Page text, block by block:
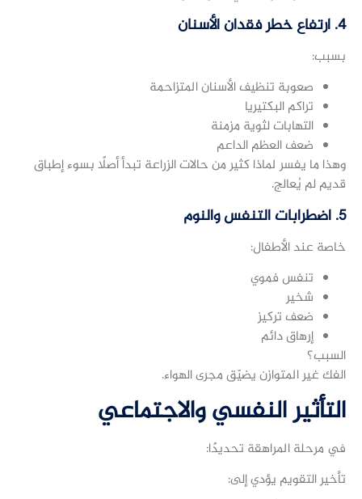
4. ارتفاع خطر فقدان الأسنان
بسبب:
صعوبة تنظيف الأسنان المتزاحمة
تراكم البكتيريا
التهابات لثوية مزمنة
ضعف العظم الداعم
وهذا ما يفسر لماذا كثير من حالات الزراعة تبدأ أصلًا بسوء إطباق
قديم لم يُعالج.
5. اضطرابات التنفس والنوم
خاصة عند الأطفال:
تنفس فموي
شخير
ضعف تركيز
إرهاق دائم
السبب؟
الفك غير المتوازن يضيّق مجرى الهواء.
التأثير النفسي والاجتماعي
في مرحلة المراهقة تحديدًا:
تأخير التقويم يؤدي إلى: